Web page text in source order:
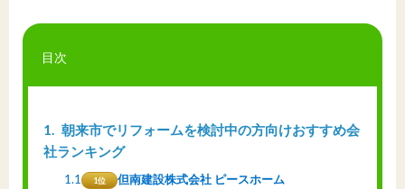
目次
1
朝来市でリフォームを検討中の方向けおすすめ会
社ランキング
1.1 1位 但南建設株式会社 ピースホーム